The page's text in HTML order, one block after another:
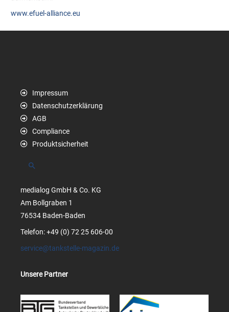
www.efuel-alliance.eu
Impressum
Datenschutzerklärung
AGB
Compliance
Produktsicherheit
Suchen
medialog GmbH & Co. KG
Am Bollgraben 1
76534 Baden-Baden
Telefon: +49 (0) 72 25 606-00
service@tankstelle-magazin.de
Unsere Partner